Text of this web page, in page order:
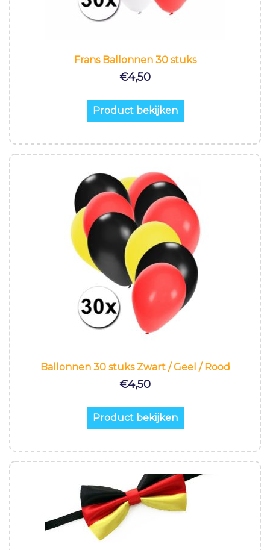
Frans Ballonnen 30 stuks
€4,50
Product bekijken
Ballonnen 30 stuks Zwart / Geel / Rood
€4,50
Product bekijken